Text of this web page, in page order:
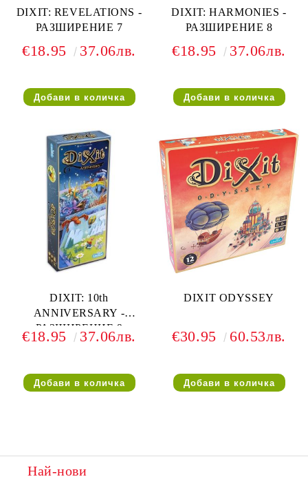
DIXIT: REVELATIONS -
РАЗШИРЕНИЕ 7
€18.95 37.06лв.
DIXIT: HARMONIES -
РАЗШИРЕНИЕ 8
€18.95 37.06лв.
DIXIT: 10th
ANNIVERSARY -
РАЗШИРЕНИЕ 9
€18.95 37.06лв.
DIXIT ODYSSEY
€30.95 60.53лв.
Най-нови